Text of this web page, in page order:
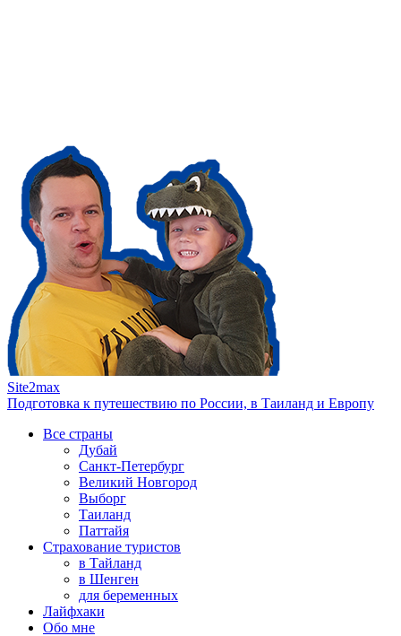
Site2max
Подготовка к путешествию по России, в Таиланд и Европу
Все страны
Дубай
Санкт-Петербург
Великий Новгород
Выборг
Таиланд
Паттайя
Страхование туристов
в Тайланд
в Шенген
для беременных
Лайфхаки
Обо мне